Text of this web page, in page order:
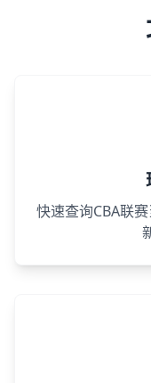
快速查询CBA联